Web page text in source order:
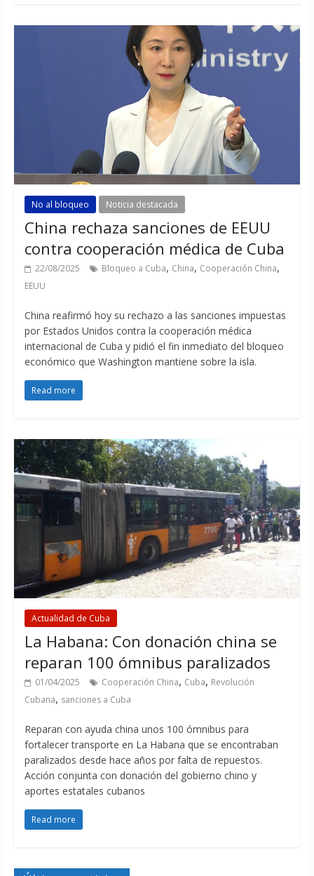
No al bloqueo Noticia destacada
China rechaza sanciones de EEUU
contra cooperación médica de Cuba
22/08/2025 Bloqueo a Cuba, China, Cooperación China,
EEUU
China reafirmó hoy su rechazo a las sanciones impuestas
por Estados Unidos contra la cooperación médica
internacional de Cuba y pidió el fin inmediato del bloqueo
económico que Washington mantiene sobre la isla.
Read more
Actualidad de Cuba
La Habana: Con donación china se
reparan 100 ómnibus paralizados
01/04/2025 Cooperación China, Cuba, Revolución
Cubana, sanciones a Cuba
Reparan con ayuda china unos 100 ómnibus para
fortalecer transporte en La Habana que se encontraban
paralizados desde hace años por falta de repuestos.
Acción conjunta con donación del gobierno chino y
aportes estatales cubanos
Read more